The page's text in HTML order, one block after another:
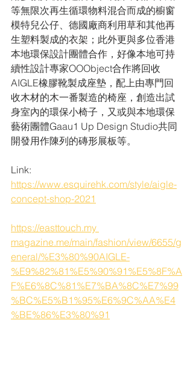
等無限次再生循環物料混合而成的櫥窗
模特兒公仔、德國廠商利用草和其他再
生塑料製成的衣架；此外更與多位香港
本地環保設計團體合作，好像本地可持
續性設計專家OOObject合作將回收
AIGLE橡膠靴製成座墊，配上由專門回
收木材的木一番製造的椅座，創造出試
身室內的環保小椅子，又或與本地環保
藝術團體Gaau1 Up Design Studio共同
開發用作陳列的磚形展板等。
Link:
https://www.esquirehk.com/style/aigle-
concept-shop-2021
https://easttouch.my
magazine.me/main/fashion/view/6655/g
eneral/%E3%80%90AIGLE-
%E9%82%81%E5%90%91%E5%8F%A
F%E6%8C%81%E7%BA%8C%E7%99
%BC%E5%B1%95%E6%9C%AA%E4
%BE%86%E3%80%91